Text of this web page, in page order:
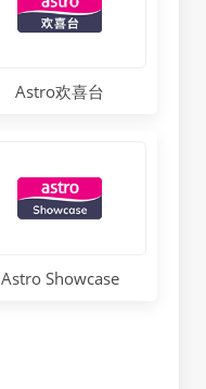
Astro欢喜台
Astro Showcase